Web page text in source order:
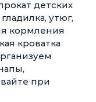
детских
утюг,
кормления
кроватка
при